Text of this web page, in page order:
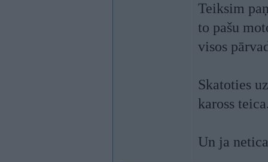
Teiksim
to pašu
visos
Skatoties
kaross
Un ja